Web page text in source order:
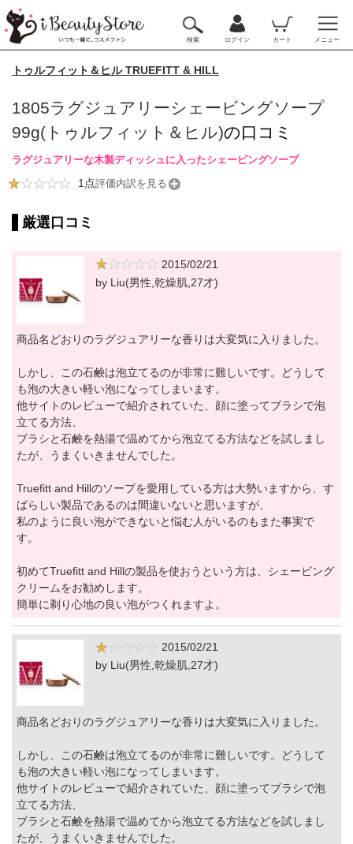
検索 ログイン カート メニュー
トゥルフィット＆ヒル TRUEFITT & HILL
1805ラグジュアリーシェービングソープ
99g(トゥルフィット＆ヒル)の口コミ
ラグジュアリーな木製ディッシュに入ったシェービングソープ
1点評価内訳を見る
厳選口コミ
2015/02/21
by Liu(男性,乾燥肌,27才)
商品名どおりのラグジュアリーな香りは大変気に入りました。
しかし、この石鹸は泡立てるのが非常に難しいです。どうして
も泡の大きい軽い泡になってしまいます。
他サイトのレビューで紹介されていた、顔に塗ってブラシで泡
立てる方法、
ブラシと石鹸を熱湯で温めてから泡立てる方法などを試しまし
たが、うまくいきませんでした。
Truefitt and Hillのソープを愛用している方は大勢いますから、す
ばらしい製品であるのは間違いないと思いますが、
私のように良い泡ができないと悩む人がいるのもまた事実で
す。
初めてTruefitt and Hillの製品を使おうという方は、シェービング
クリームをお勧めします。
簡単に剃り心地の良い泡がつくれますよ。
2015/02/21
by Liu(男性,乾燥肌,27才)
商品名どおりのラグジュアリーな香りは大変気に入りました。
しかし、この石鹸は泡立てるのが非常に難しいです。どうして
も泡の大きい軽い泡になってしまいます。
他サイトのレビューで紹介されていた、顔に塗ってブラシで泡
立てる方法、
ブラシと石鹸を熱湯で温めてから泡立てる方法などを試しまし
たが、うまくいきませんでした。